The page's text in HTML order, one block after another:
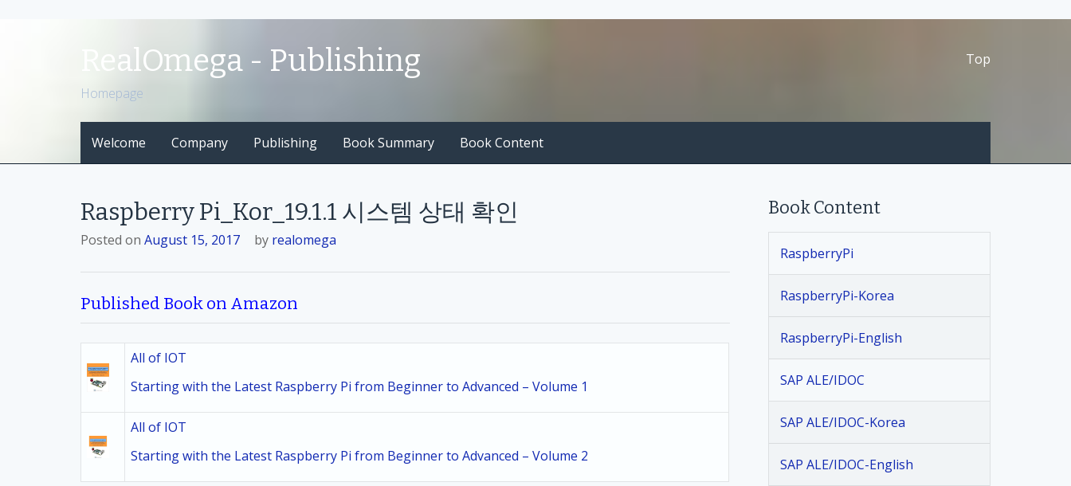
o
Top
RealOmega - Publishing
Homepage
Welcome Company Publishing Book Summary Book Content
Raspberry Pi_Kor_19.1.1 시스템 상태 확인
Posted on August 15, 2017 by realomega
Published Book on Amazon
All of IOT
Starting with the Latest Raspberry Pi from Beginner to Advanced – Volume 1
All of IOT
Starting with the Latest Raspberry Pi from Beginner to Advanced – Volume 2
Book Content
RaspberryPi
RaspberryPi-Korea
RaspberryPi-English
SAP ALE/IDOC
SAP ALE/IDOC-Korea
SAP ALE/IDOC-English